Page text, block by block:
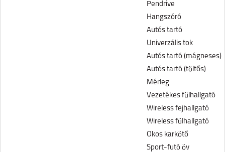
Pendrive
Hangszóró
Autós tartó
Univerzális tok
Autós tartó (mágneses)
Autós tartó (töltős)
Mérleg
Vezetékes fülhallgató
Wireless fejhallgató
Wireless fülhallgató
Okos karkötő
Sport-futó öv